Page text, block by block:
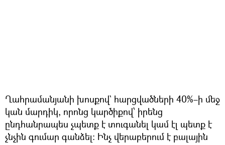
Ղահրամանյանի խոսքով` հարցվածների 40%–ի մեջ
կան մարդիկ, որոնց կարծիքով՝ իրենց
ընդհանրապես չպետք է տուգանել կամ էլ պետք է
չնչին գումար գանձել։ Ինչ վերաբերում է բալային